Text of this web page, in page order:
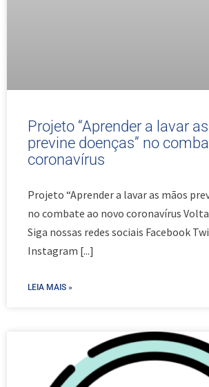
Projeto “Aprender a lavar
previne doenças” no
coronavírus
Projeto “Aprender a lavar as mãos
no combate ao novo coronavírus
Siga nossas redes sociais Facebook
Instagram [...]
LEIA MAIS »